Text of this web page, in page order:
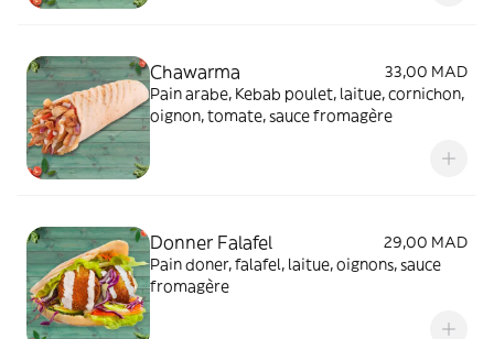
Chawarma
33,00 MAD
Pain arabe, Kebab poulet, laitue, cornichon,
oignon, tomate, sauce fromagère
Donner Falafel
29,00 MAD
Pain doner, falafel, laitue, oignons, sauce
fromagère